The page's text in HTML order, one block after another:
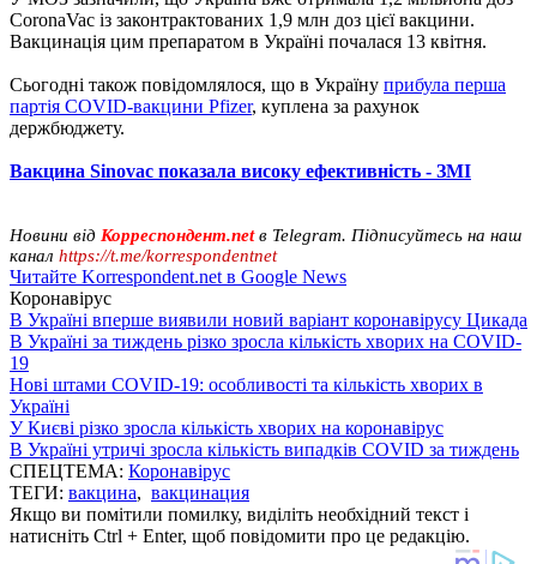
CoronaVac із законтрактованих 1,9 млн доз цієї вакцини.
Вакцинація цим препаратом в Україні почалася 13 квітня.
Сьогодні також повідомлялося, що в Україну прибула перша
партія COVID-вакцини Pfizer, куплена за рахунок
держбюджету.
Вакцина Sinovac показала високу ефективність - ЗМІ
Новини від Корреспондент.netв Telegram. Підписуйтесь на наш
канал https://t.me/korrespondentnet
Читайте Korrespondent.net в Google News
Коронавірус
В Україні вперше виявили новий варіант коронавірусу Цикада
В Україні за тиждень різко зросла кількість хворих на COVID-
19
Нові штами COVID-19: особливості та кількість хворих в
Україні
У Києві різко зросла кількість хворих на коронавірус
В Україні утричі зросла кількість випадків COVID за тиждень
СПЕЦТЕМА: Коронавірус
ТЕГИ: вакцина, вакцинация
Якщо ви помітили помилку, виділіть необхідний текст і
натисніть Ctrl + Enter, щоб повідомити про це редакцію.